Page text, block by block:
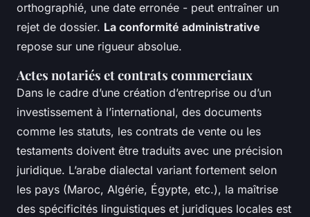
orthographié, une date erronée - peut entraîner un
rejet de dossier. La conformité administrative
repose sur une rigueur absolue.
Actes notariés et contrats commerciaux
Dans le cadre d’une création d’entreprise ou d’un
investissement à l’international, des documents
comme les statuts, les contrats de vente ou les
testaments doivent être traduits avec une précision
juridique. L’arabe dialectal variant fortement selon
les pays (Maroc, Algérie, Égypte, etc.), la maîtrise
des spécificités linguistiques et juridiques locales est